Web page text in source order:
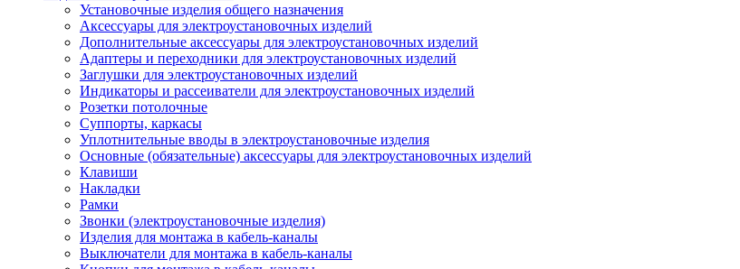
Установочные изделия общего назначения
Аксессуары для электроустановочных изделий
Дополнительные аксессуары для электроустановочных изделий
Адаптеры и переходники для электроустановочных изделий
Заглушки для электроустановочных изделий
Индикаторы и рассеиватели для электроустановочных изделий
Розетки потолочные
Суппорты, каркасы
Уплотнительные вводы в электроустановочные изделия
Основные (обязательные) аксессуары для электроустановочных изделий
Клавиши
Накладки
Рамки
Звонки (электроустановочные изделия)
Изделия для монтажа в кабель-каналы
Выключатели для монтажа в кабель-каналы